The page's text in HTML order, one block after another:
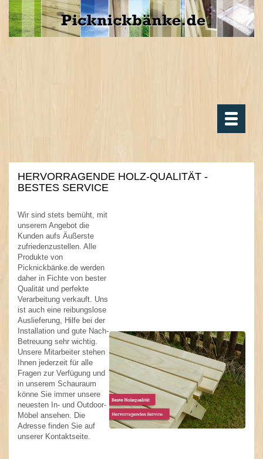
Toggle
HERVORRAGENDE HOLZ-QUALITÄT -
BESTES SERVICE
Wir sind stets bemüht, mit
unserem Angebot die
Kunden aufs Äußerste
zufriedenzustellen. Alle
Produkte von
Picknickbänke.de werden
daher in Fichte von bester
Qualität und perfekte
Verarbeitung verkauft. Uns
ist auch eine reibungslose
Auslieferung, Hilfe bei der
Installation und gute Nach-
Betreuung sehr wichtig.
Unsere Mitarbeiter stehen
Ihnen jederzeit für alle
Fragen zur Verfügung und
in unserem Schauraum
könne Sie immer unsere
neuesten In- und Outdoor-
Möbel ansehen. Die
Adresse finden Sie auf
unserer Kontaktseite.